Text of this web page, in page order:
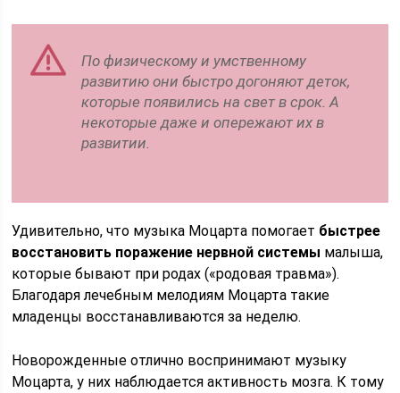
По физическому и умственному
развитию они быстро догоняют деток,
которые появились на свет в срок. А
некоторые даже и опережают их в
развитии.
Удивительно, что музыка Моцарта помогает быстрее
восстановить поражение нервной системы малыша,
которые бывают при родах («родовая травма»).
Благодаря лечебным мелодиям Моцарта такие
младенцы восстанавливаются за неделю.
Новорожденные отлично воспринимают музыку
Моцарта, у них наблюдается активность мозга. К тому